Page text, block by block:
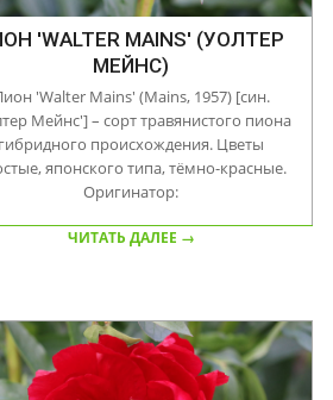
'WALTER MAINS' (УОЛТЕР
МЕЙНС)
'Walter Mains' (Mains, 1957) [син.
Мейнс'] – сорт травянистого пиона
гибридного происхождения. Цветы
японского типа, тёмно-красные.
Оригинатор:
ЧИТАТЬ ДАЛЕЕ →